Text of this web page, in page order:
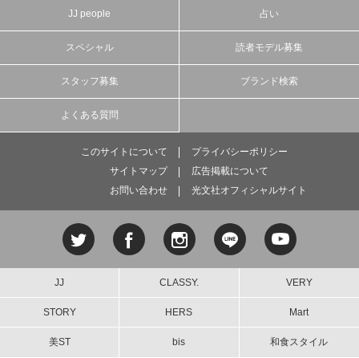
JJ people 占い
スペシャル 読者モデル募集
スタッフ募集 ブランド検索
よくある質問
このサイトについて
プライバシーポリシー
サイトマップ
広告掲載について
お問い合わせ
光文社オフィシャルサイト
JJ CLASSY. VERY
STORY HERS Mart
美ST bis 和食スタイル